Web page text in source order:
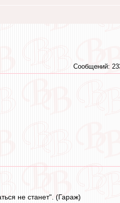
Сообщений:
не станет". (Гараж)